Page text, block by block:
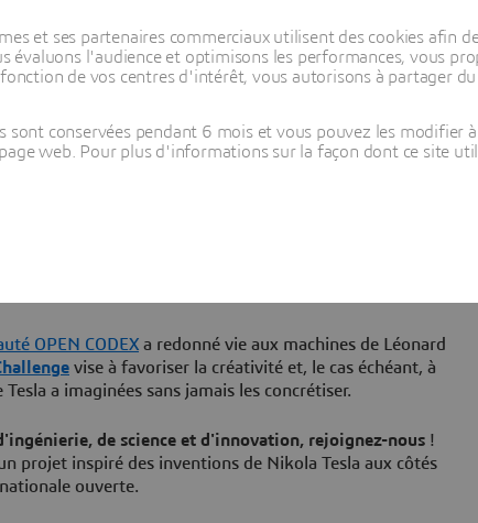
l'ingénierie moderne.
de jumeaux virtuels 3D et à la simulation avancée, y
OPEN CODEX a redonné vie aux machines de Léonard
vise à favoriser la créativité et, le cas échéant, à
a imaginées sans jamais les concrétiser.
de science et d'innovation, rejoignez-nous !
projet inspiré des inventions de Nikola Tesla aux côtés
ouverte.
et ses partenaires commerciaux utilisent des cookies afin
évaluons l'audience et optimisons les performances, vous
de vos centres d'intérêt, vous autorisons à partager du
sont conservées pendant 6 mois et vous pouvez les
web. Pour plus d'informations sur la façon dont ce site